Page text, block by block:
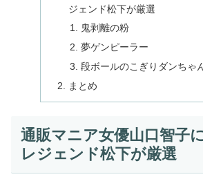
ジェンド松下が厳選
鬼剥離の粉
夢ゲンピーラー
段ボールのこぎりダンちゃ
まとめ
通販マニア女優山口智子
レジェンド松下が厳選